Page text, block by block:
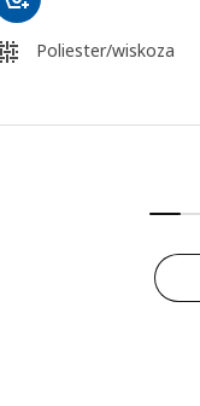
Poliester/wiskoza